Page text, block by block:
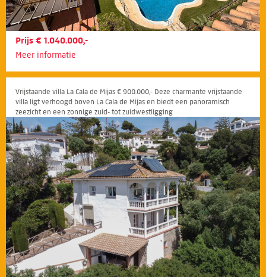
Prijs € 1.040.000,-
Meer informatie
Vrijstaande villa La Cala de Mijas € 900.000,- Deze charmante vrijstaande
villa ligt verhoogd boven La Cala de Mijas en biedt een panoramisch
zeezicht en een zonnige zuid- tot zuidwestligging